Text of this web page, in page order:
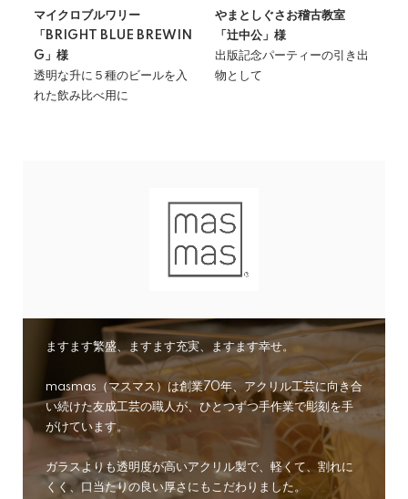
マイクロブルワリー
「BRIGHT BLUE BREWIN
G」様
透明な升に５種のビールを入
れた飲み比べ用に
やまとしぐさお稽古教室
「辻中公」様
出版記念パーティーの引き出
物として
ますます繁盛、ますます充実、ますます幸せ。
masmas（マスマス）は創業70年、アクリル工芸に向き合
い続けた友成工芸の職人が、ひとつずつ手作業で彫刻を手
がけています。
ガラスよりも透明度が高いアクリル製で、軽くて、割れに
くく、口当たりの良い厚さにもこだわりました。